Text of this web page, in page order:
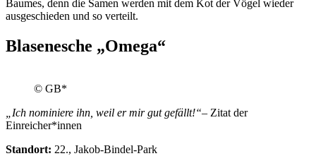
Baumes, denn die Samen werden mit dem Kot der Vögel wieder
ausgeschieden und so verteilt.
Blasenesche „Omega“
© GB*
„Ich nominiere ihn, weil er mir gut gefällt!“– Zitat der
Einreicher*innen
Standort: 22., Jakob-Bindel-Park